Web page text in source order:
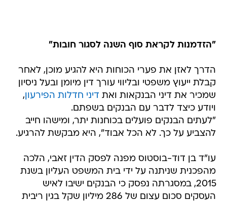
"הזדמנות לקראת סוף השנה לסגור חובות"
הדרך לאזן את פערי הכוחות היא להגיע מוכן, לאחר
קבלת ייעוץ משפטי ובליווי עורך דין מיומן ובעל ניסיון
שמכיר את דיני הבנקאות ואת דיני חדלות הפירעון,
ויודע כיצד לדבר עם הבנקים בשפתם.
"לעתים הבנקים פועלים בכוחנות יתר, ומישהו חייב
להצביע על כך. לא הכל אבוד", היא מבקשת להרגיע.
עו"ד בן דוד-בוסטוס מפנה לפסק הדין זאבי, הלכה
מהפכנית שניתנה על ידי בית המשפט העליון בשנת
2015, במסגרתה נפסק כי הבנקים ישיבו לאיש
העסקים סכום עצום של 286 מיליון שקל בגין ריבית